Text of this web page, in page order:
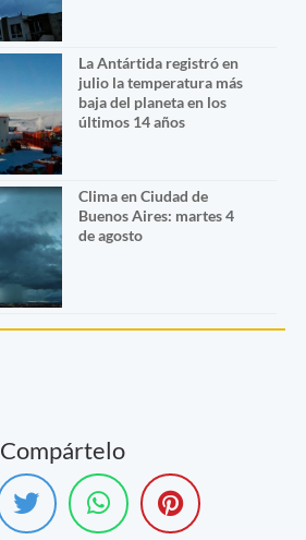
La Antártida registró en
julio la temperatura más
baja del planeta en los
últimos 14 años
Clima en Ciudad de
Buenos Aires: martes 4
de agosto
Compártelo